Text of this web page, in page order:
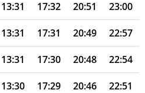
13:31 17:32 20:51 23:00
13:31 17:31 20:49 22:57
13:31 17:30 20:48 22:54
13:30 17:29 20:46 22:51